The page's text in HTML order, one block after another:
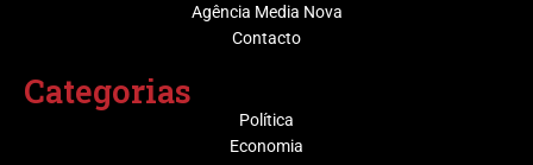
Agência Media Nova
Contacto
Categorias
Política
Economia